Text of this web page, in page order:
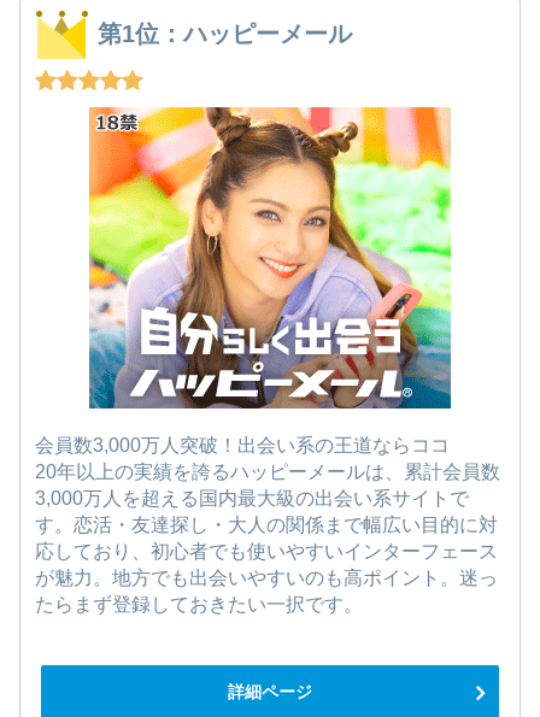
第1位：ハッピーメール
会員数3,000万人突破！出会い系の王道ならココ
20年以上の実績を誇るハッピーメールは、累計会員数
3,000万人を超える国内最大級の出会い系サイトで
す。恋活・友達探し・大人の関係まで幅広い目的に対
応しており、初心者でも使いやすいインターフェース
が魅力。地方でも出会いやすいのも高ポイント。迷っ
たらまず登録しておきたい一択です。
詳細ページ